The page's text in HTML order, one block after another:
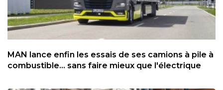
MAN lance enfin les essais de ses camions à pile à
combustible... sans faire mieux que l'électrique